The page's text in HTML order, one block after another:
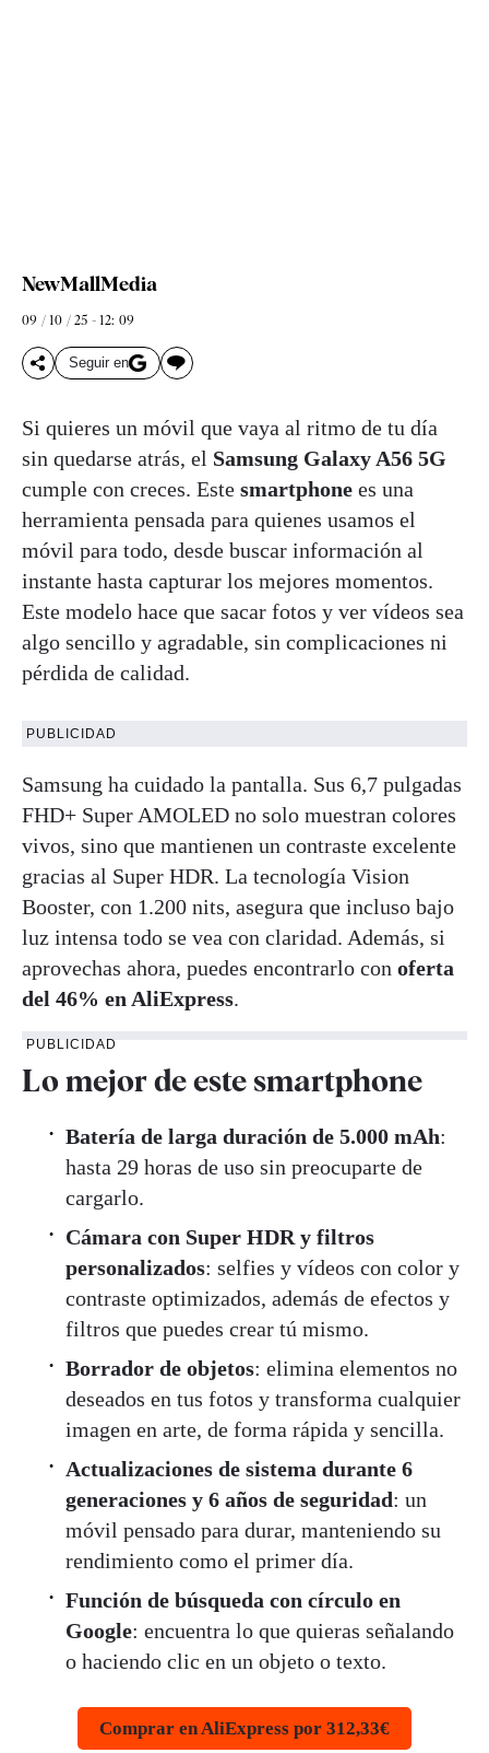
NewMallMedia
09 / 10 / 25 - 12: 09
Seguir en
Si quieres un móvil que vaya al ritmo de tu día
sin quedarse atrás, el Samsung Galaxy A56 5G
cumple con creces. Este smartphone es una
herramienta pensada para quienes usamos el
móvil para todo, desde buscar información al
instante hasta capturar los mejores momentos.
Este modelo hace que sacar fotos y ver vídeos sea
algo sencillo y agradable, sin complicaciones ni
pérdida de calidad.
PUBLICIDAD
Samsung ha cuidado la pantalla. Sus 6,7 pulgadas
FHD+ Super AMOLED no solo muestran colores
vivos, sino que mantienen un contraste excelente
gracias al Super HDR. La tecnología Vision
Booster, con 1.200 nits, asegura que incluso bajo
luz intensa todo se vea con claridad. Además, si
aprovechas ahora, puedes encontrarlo con oferta
del 46% en AliExpress.
PUBLICIDAD
Lo mejor de este smartphone
Batería de larga duración de 5.000 mAh:
hasta 29 horas de uso sin preocuparte de
cargarlo.
Cámara con Super HDR y filtros
personalizados: selfies y vídeos con color y
contraste optimizados, además de efectos y
filtros que puedes crear tú mismo.
Borrador de objetos: elimina elementos no
deseados en tus fotos y transforma cualquier
imagen en arte, de forma rápida y sencilla.
Actualizaciones de sistema durante 6
generaciones y 6 años de seguridad: un
móvil pensado para durar, manteniendo su
rendimiento como el primer día.
Función de búsqueda con círculo en
Google: encuentra lo que quieras señalando
o haciendo clic en un objeto o texto.
Comprar en AliExpress por 312,33€